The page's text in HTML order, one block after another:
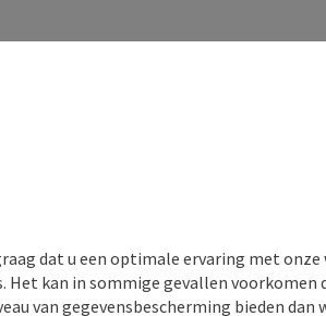
dat u een optimale ervaring met
Het kan in sommige gevallen voorkomen
van gegevensbescherming bieden